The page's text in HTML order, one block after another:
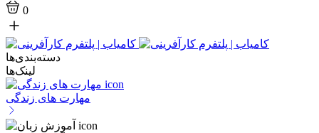
0
دسته‌بندی‌ها
لینک‌ها
مهارت های زندگی